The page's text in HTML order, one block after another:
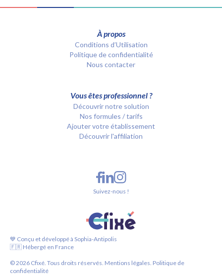
À propos
Conditions d’Utilisation
Politique de confidentialité
Nous contacter
Vous êtes professionnel ?
Découvrir notre solution
Nos formules / tarifs
Ajouter votre établissement
Découvrir l'affiliation
💙 Conçu et développé à Sophia-Antipolis
🇫🇷 Hébergé en France
©2026 Cfixé. Tous droits réservés. Mentions légales. Politique de
confidentialité
Suivez-nous !